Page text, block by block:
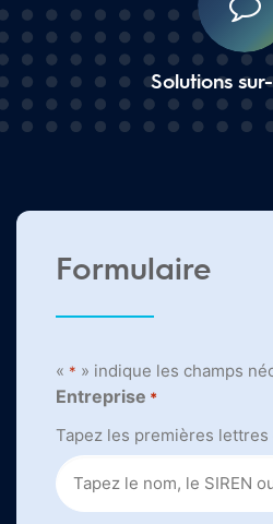
Solutions
Formulaire
« * » indique les champs
Entreprise *
Tapez les premières